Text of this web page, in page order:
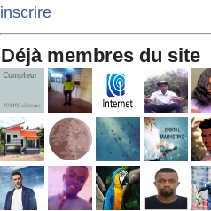
inscrire
Déjà membres du site